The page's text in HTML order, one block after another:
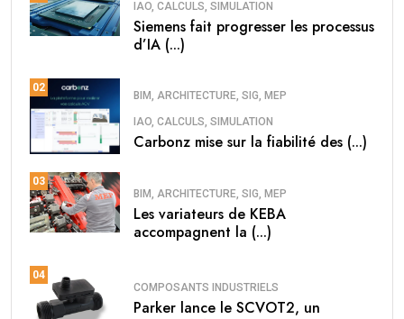
IAO, CALCULS, SIMULATION
Siemens fait progresser les processus
d’IA (...)
02
BIM, ARCHITECTURE, SIG, MEP
IAO, CALCULS, SIMULATION
Carbonz mise sur la fiabilité des (...)
03
BIM, ARCHITECTURE, SIG, MEP
Les variateurs de KEBA
accompagnent la (...)
04
COMPOSANTS INDUSTRIELS
Parker lance le SCVOT2, un